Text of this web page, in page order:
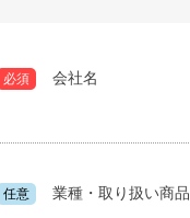
必須
会社名
任意
業種・取り扱い商品